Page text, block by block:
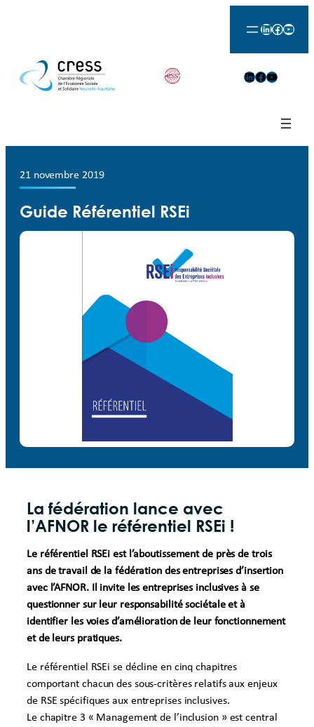
LinkedIn
Facebook
LinkedIn
Facebook
YouTube
21 novembre 2019
Guide Référentiel RSEi
La fédération lance avec
l’AFNOR le référentiel RSEi !
Le référentiel RSEi est l’aboutissement de près de trois
ans de travail de la fédération des entreprises d’insertion
avec l’AFNOR. Il invite les entreprises inclusives à se
questionner sur leur responsabilité sociétale et à
identifier les voies d’amélioration de leur fonctionnement
et de leurs pratiques.
Le référentiel RSEi se décline en cinq chapitres
comportant chacun des sous-critères relatifs aux enjeux
de RSE spécifiques aux entreprises inclusives.
Le chapitre 3 « Management de l’inclusion » est central